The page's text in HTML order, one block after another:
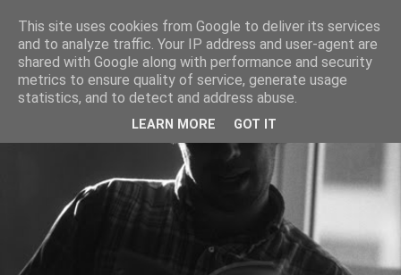
This site uses cookies from Google to deliver its services
and to analyze traffic. Your IP address and user-agent are
shared with Google along with performance and security
metrics to ensure quality of service, generate usage
statistics, and to detect and address abuse.
LEARN MORE GOT IT